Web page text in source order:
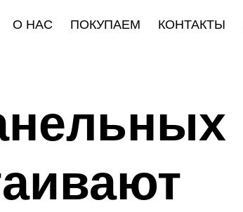
О НАС ПОКУПАЕМ КОНТАКТЫ